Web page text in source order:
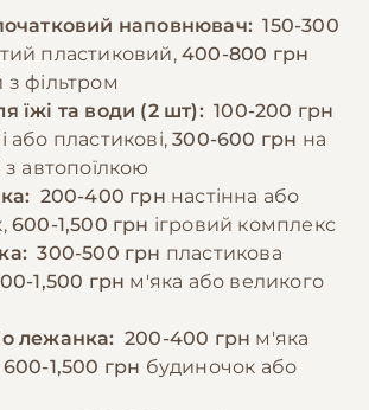
для підтримки здоров'я
поведінковим проблемам.
зоотовари
E-PET
рази на день, дотримуючись
режиму. Потрібно уникати
та продуктів, які можуть
для котів. При зміні типу
робити це поступово
днів. Важливо спостерігати за
на їжу та коригувати раціон
зоотовари
E-PET
наповнювач: 150-300
пластиковий,400-800 грн
з фільтром
їжі та води (2 шт): 100-200 грн
або пластикові,300-600 грн на
з автопоїлкою
200-400 грн настінна або
600-1,500 грн ігровий комплекс
300-500 грн пластикова
1,500 грн м'яка або великого
лежанка: 200-400 грн м'яка
600-1,500 грн будиночок або